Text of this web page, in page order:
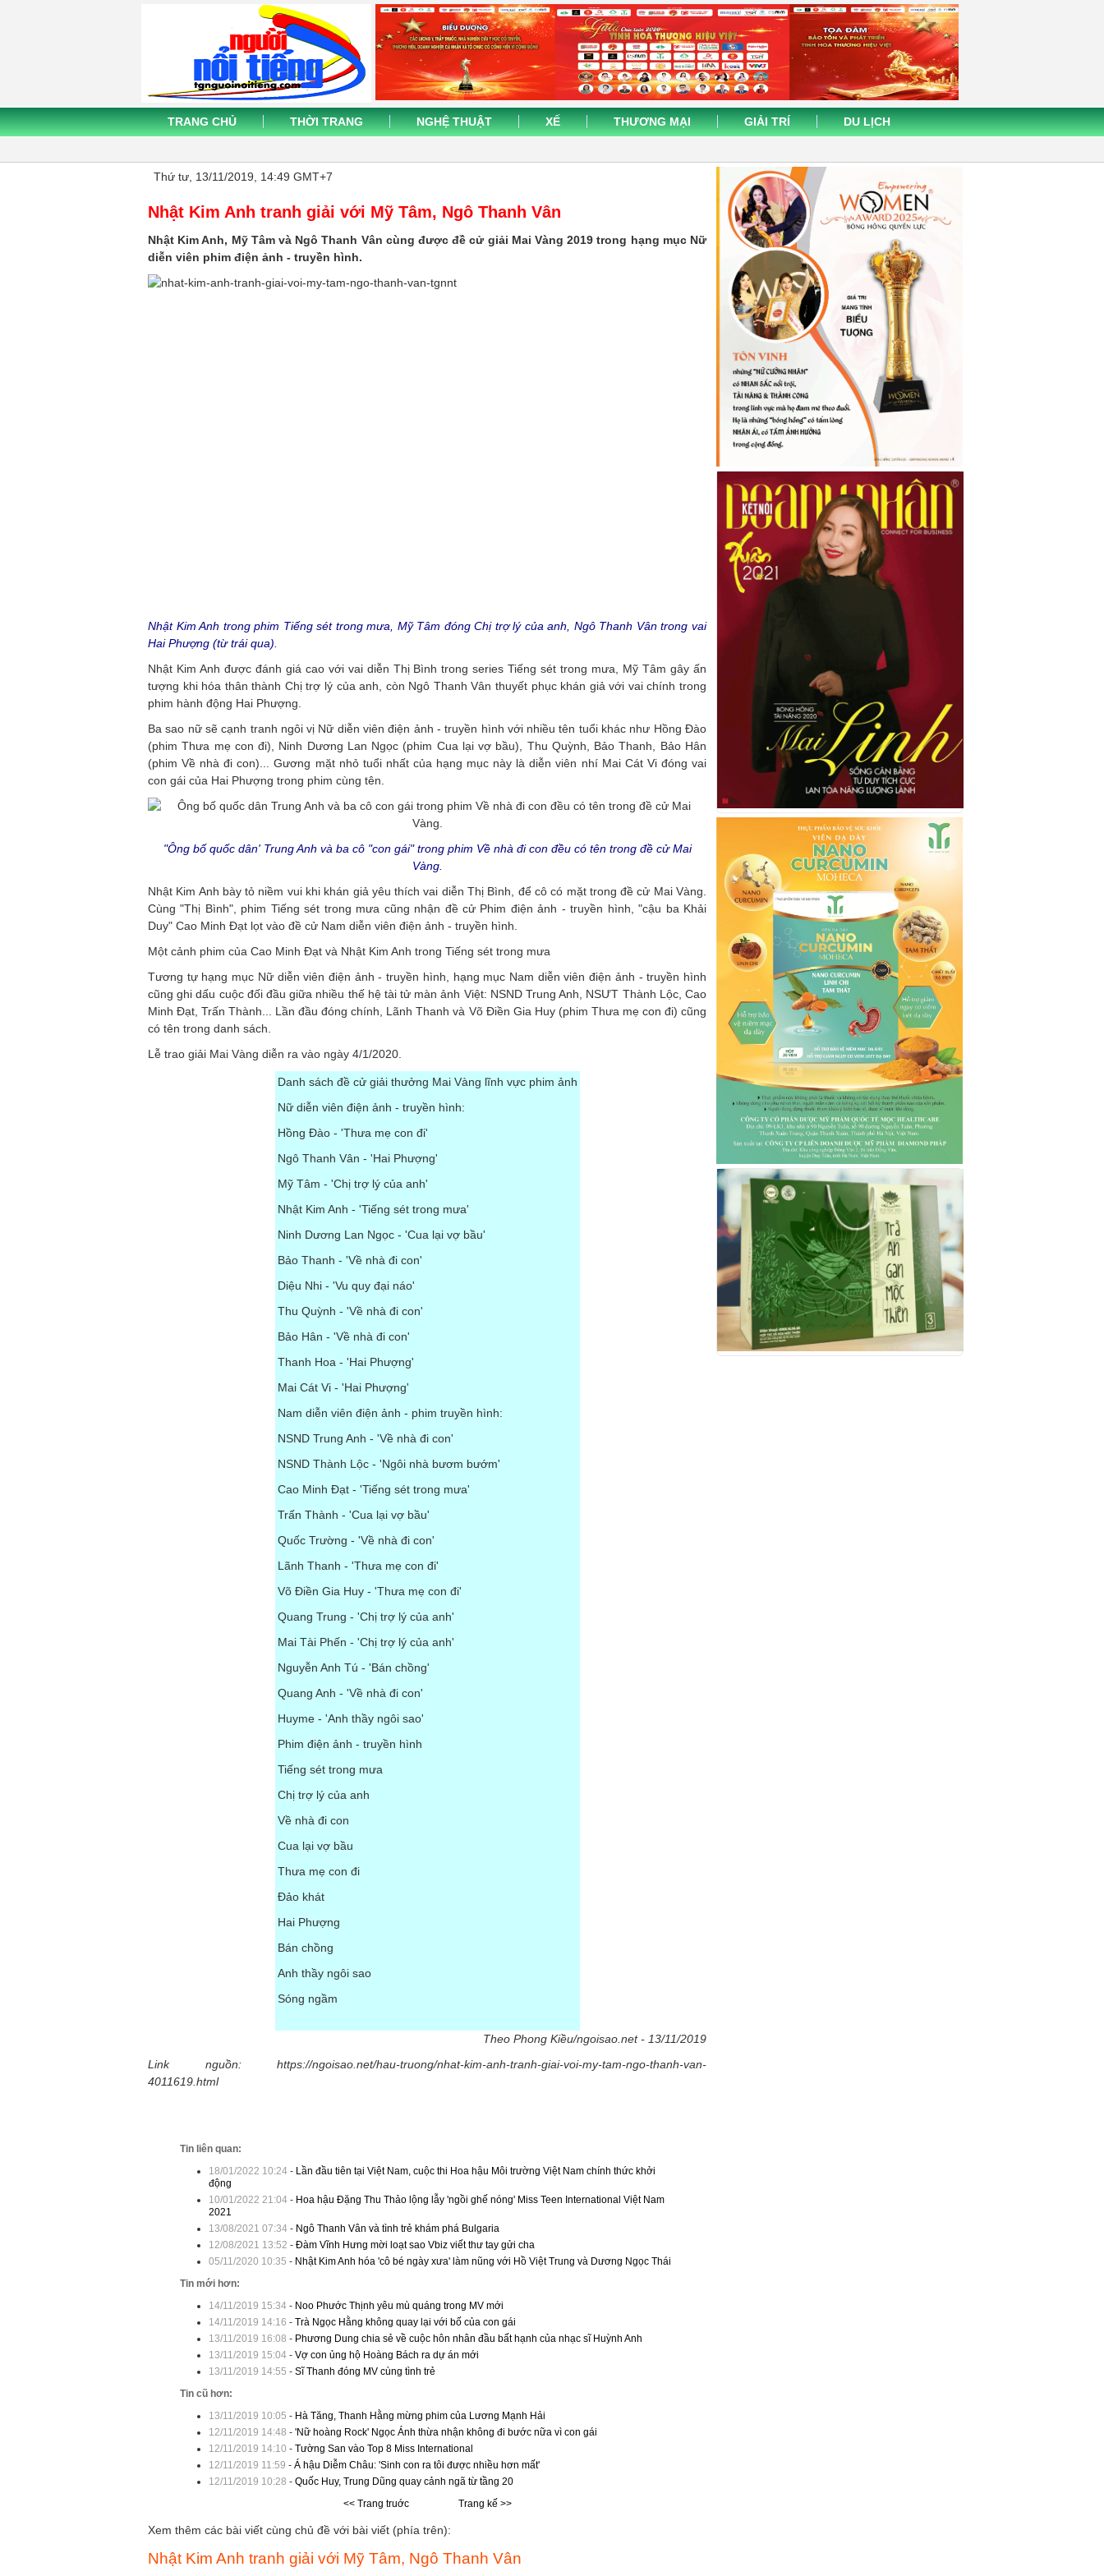
TRANG CHỦ THỜI TRANG NGHỆ THUẬT XẾ THƯƠNG MẠI GIẢI TRÍ DU LỊCH
Thứ tư, 13/11/2019, 14:49 GMT+7
Nhật Kim Anh tranh giải với Mỹ Tâm, Ngô Thanh Vân
Nhật Kim Anh, Mỹ Tâm và Ngô Thanh Vân cùng được đề cử giải Mai Vàng 2019 trong hạng mục Nữ
diễn viên phim điện ảnh - truyền hình.
Nhật Kim Anh trong phim Tiếng sét trong mưa, Mỹ Tâm đóng Chị trợ lý của anh, Ngô Thanh Vân trong vai
Hai Phượng (từ trái qua).
Nhật Kim Anh được đánh giá cao với vai diễn Thị Bình trong series Tiếng sét trong mưa, Mỹ Tâm gây ấn
tượng khi hóa thân thành Chị trợ lý của anh, còn Ngô Thanh Vân thuyết phục khán giả với vai chính trong
phim hành động Hai Phượng.
Ba sao nữ sẽ cạnh tranh ngôi vị Nữ diễn viên điện ảnh - truyền hình với nhiều tên tuổi khác như Hồng Đào
(phim Thưa mẹ con đi), Ninh Dương Lan Ngọc (phim Cua lại vợ bầu), Thu Quỳnh, Bảo Thanh, Bảo Hân
(phim Về nhà đi con)... Gương mặt nhỏ tuổi nhất của hạng mục này là diễn viên nhí Mai Cát Vi đóng vai
con gái của Hai Phượng trong phim cùng tên.
"Ông bố quốc dân' Trung Anh và ba cô "con gái" trong phim Về nhà đi con đều có tên trong đề cử Mai
Vàng.
Nhật Kim Anh bày tỏ niềm vui khi khán giả yêu thích vai diễn Thị Bình, để cô có mặt trong đề cử Mai Vàng.
Cùng "Thị Bình", phim Tiếng sét trong mưa cũng nhận đề cử Phim điện ảnh - truyền hình, "cậu ba Khải
Duy" Cao Minh Đạt lọt vào đề cử Nam diễn viên điện ảnh - truyền hình.
Một cảnh phim của Cao Minh Đạt và Nhật Kim Anh trong Tiếng sét trong mưa
Tương tự hạng mục Nữ diễn viên điện ảnh - truyền hình, hạng mục Nam diễn viên điện ảnh - truyền hình
cũng ghi dấu cuộc đối đầu giữa nhiều thế hệ tài tử màn ảnh Việt: NSND Trung Anh, NSƯT Thành Lộc, Cao
Minh Đạt, Trấn Thành... Lần đầu đóng chính, Lãnh Thanh và Võ Điền Gia Huy (phim Thưa mẹ con đi) cũng
có tên trong danh sách.
Lễ trao giải Mai Vàng diễn ra vào ngày 4/1/2020.
Danh sách đề cử giải thưởng Mai Vàng lĩnh vực phim ảnh
Nữ diễn viên điện ảnh - truyền hình:
Hồng Đào - 'Thưa mẹ con đi'
Ngô Thanh Vân - 'Hai Phượng'
Mỹ Tâm - 'Chị trợ lý của anh'
Nhật Kim Anh - 'Tiếng sét trong mưa'
Ninh Dương Lan Ngọc - 'Cua lại vợ bầu'
Bảo Thanh - 'Về nhà đi con'
Diệu Nhi - 'Vu quy đại náo'
Thu Quỳnh - 'Về nhà đi con'
Bảo Hân - 'Về nhà đi con'
Thanh Hoa - 'Hai Phượng'
Mai Cát Vi - 'Hai Phượng'
Nam diễn viên điện ảnh - phim truyền hình:
NSND Trung Anh - 'Về nhà đi con'
NSND Thành Lộc - 'Ngôi nhà bươm bướm'
Cao Minh Đạt - 'Tiếng sét trong mưa'
Trấn Thành - 'Cua lại vợ bầu'
Quốc Trường - 'Về nhà đi con'
Lãnh Thanh - 'Thưa mẹ con đi'
Võ Điền Gia Huy - 'Thưa mẹ con đi'
Quang Trung - 'Chị trợ lý của anh'
Mai Tài Phến - 'Chị trợ lý của anh'
Nguyễn Anh Tú - 'Bán chồng'
Quang Anh - 'Về nhà đi con'
Huyme - 'Anh thầy ngôi sao'
Phim điện ảnh - truyền hình
Tiếng sét trong mưa
Chị trợ lý của anh
Về nhà đi con
Cua lại vợ bầu
Thưa mẹ con đi
Đảo khát
Hai Phượng
Bán chồng
Anh thầy ngôi sao
Sóng ngầm
Theo Phong Kiều/ngoisao.net - 13/11/2019
Link nguồn: https://ngoisao.net/hau-truong/nhat-kim-anh-tranh-giai-voi-my-tam-ngo-thanh-van-
4011619.html
Tin liên quan:
18/01/2022 10:24 - Lần đầu tiên tại Việt Nam, cuộc thi Hoa hậu Môi trường Việt Nam chính thức khởi
động
10/01/2022 21:04 - Hoa hậu Đặng Thu Thảo lộng lẫy 'ngồi ghế nóng' Miss Teen International Việt Nam
2021
13/08/2021 07:34 - Ngô Thanh Vân và tình trẻ khám phá Bulgaria
12/08/2021 13:52 - Đàm Vĩnh Hưng mời loạt sao Vbiz viết thư tay gửi cha
05/11/2020 10:35 - Nhật Kim Anh hóa 'cô bé ngày xưa' làm nũng với Hồ Việt Trung và Dương Ngọc Thái
Tin mới hơn:
14/11/2019 15:34 - Noo Phước Thịnh yêu mù quáng trong MV mới
14/11/2019 14:16 - Trà Ngọc Hằng không quay lại với bố của con gái
13/11/2019 16:08 - Phương Dung chia sẻ về cuộc hôn nhân đầu bất hạnh của nhạc sĩ Huỳnh Anh
13/11/2019 15:04 - Vợ con ủng hộ Hoàng Bách ra dự án mới
13/11/2019 14:55 - Sĩ Thanh đóng MV cùng tình trẻ
Tin cũ hơn:
13/11/2019 10:05 - Hà Tăng, Thanh Hằng mừng phim của Lương Mạnh Hải
12/11/2019 14:48 - 'Nữ hoàng Rock' Ngọc Ánh thừa nhận không đi bước nữa vì con gái
12/11/2019 14:10 - Tường San vào Top 8 Miss International
12/11/2019 11:59 - Á hậu Diễm Châu: 'Sinh con ra tôi được nhiều hơn mất'
12/11/2019 10:28 - Quốc Huy, Trung Dũng quay cảnh ngã từ tầng 20
<< Trang truớc
Trang kế >>
Xem thêm các bài viết cùng chủ đề với bài viết (phía trên):
Nhật Kim Anh tranh giải với Mỹ Tâm, Ngô Thanh Vân